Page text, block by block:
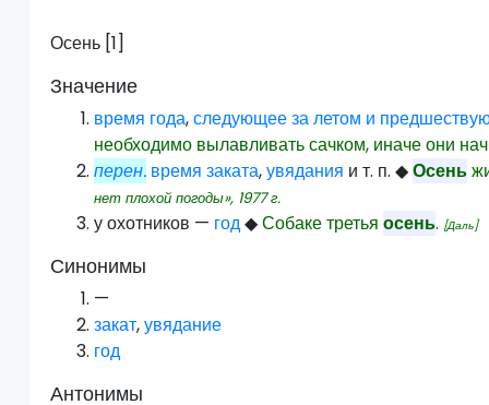
Осень [1]
Значение
время года,следующеезалетом и
необходимо вылавливать сачком, иначе они
перен. время заката,увядания и т. п.◆Осень
нет плохой погоды», 1977г.
у охотников — год◆Собаке третьяосень. [Даль]
Синонимы
—
закат,увядание
год
Антонимы